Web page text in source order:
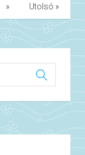
a
letakarni. A
az
» Utolsó »